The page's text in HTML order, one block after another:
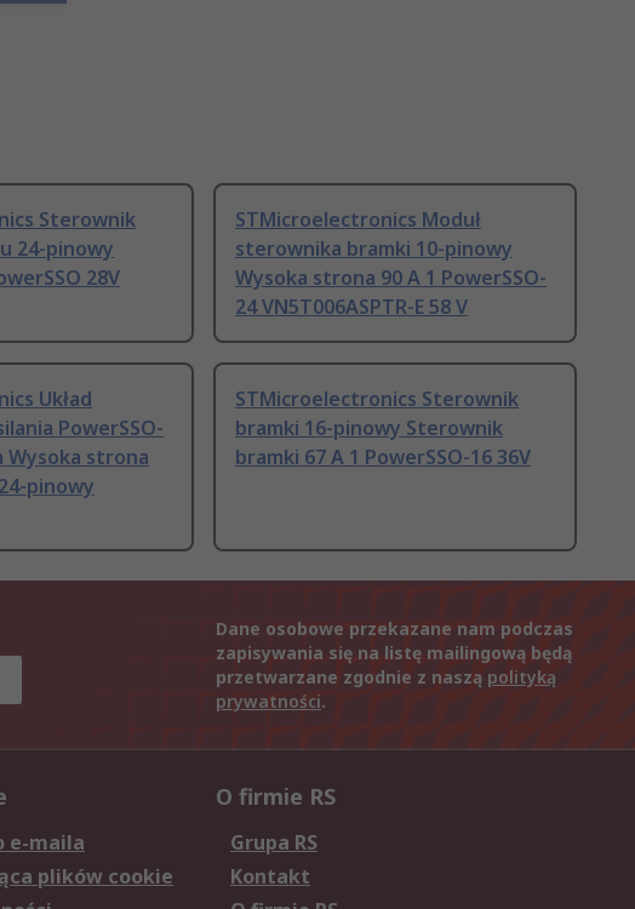
Sterownik
24-pinowy
28V
STMicroelectronics Moduł
sterownika bramki 10-pinowy
Wysoka strona 90 A 1 PowerSSO-
24 VN5T006ASPTR-E 58 V
Układ
PowerSSO-
Wysoka strona
pinowy
STMicroelectronics Sterownik
bramki 16-pinowy Sterownik
bramki 67 A 1 PowerSSO-16 36V
Dane osobowe przekazane nam podczas
zapisywania się na listę mailingową będą
przetwarzane zgodnie z naszą polityką
prywatności.
e-maila
plików cookie
O firmie RS
Grupa RS
Kontakt